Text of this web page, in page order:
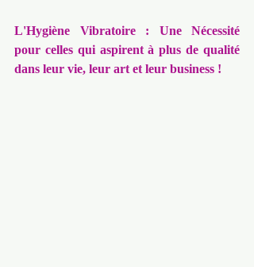
L'Hygiène Vibratoire : Une Nécessité
pour celles qui aspirent à plus de qualité
dans leur vie, leur art et leur business !